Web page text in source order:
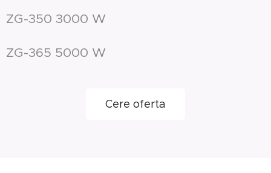
ZG-350 3000 W
ZG-365 5000 W
Cere oferta